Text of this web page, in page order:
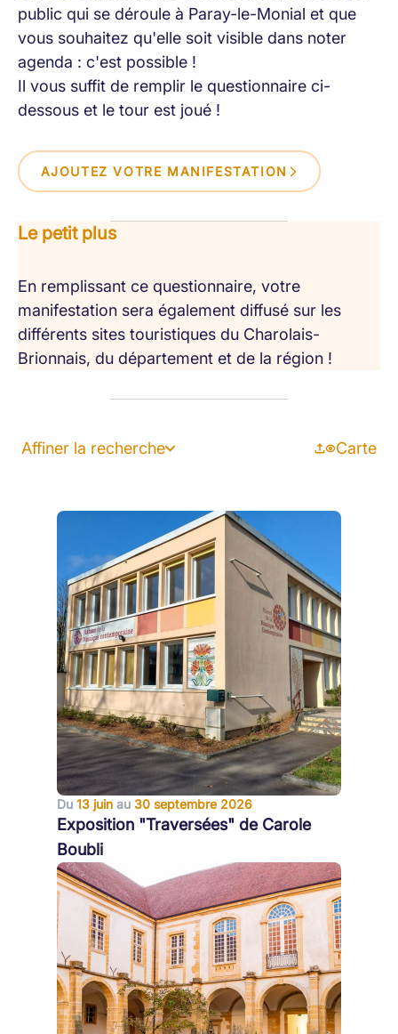
public qui se déroule à Paray-le-Monial et que
vous souhaitez qu'elle soit visible dans noter
agenda : c'est possible !
Il vous suffit de remplir le questionnaire ci-
dessous et le tour est joué !
AJOUTEZ VOTRE MANIFESTATION
Le petit plus
En remplissant ce questionnaire, votre
manifestation sera également diffusé sur les
différents sites touristiques du Charolais-
Brionnais, du département et de la région !
Affiner la recherche Carte
Du 13 juin au 30 septembre 2026
Exposition "Traversées" de Carole
Boubli